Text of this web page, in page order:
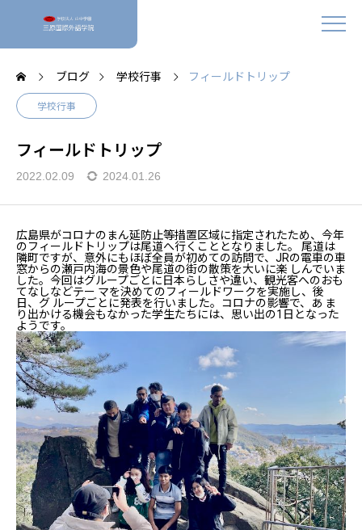
ブログ 学校行事 フィールドトリップ
学校行事
フィールドトリップ
2022.02.09 2024.01.26
広島県がコロナのまん延防止等措置区域に指定されたため、今年
のフィールドトリップは尾道へ行くこととなりました。 尾道は
隣町ですが、意外にもほぼ全員が初めての訪問で、JRの電車の車
窓からの瀬戸内海の景色や尾道の街の散策を大いに楽 しんでいま
した。今回はグループごとに日本らしさや違い、観光客へのおも
てなしなどテー マを決めてのフィールドワークを実施し、後
日、グ ループごとに発表を行いました。コロナの影響で、あ ま
り出かける機会もなかった学生たちには、思い出の1日となった
ようです。